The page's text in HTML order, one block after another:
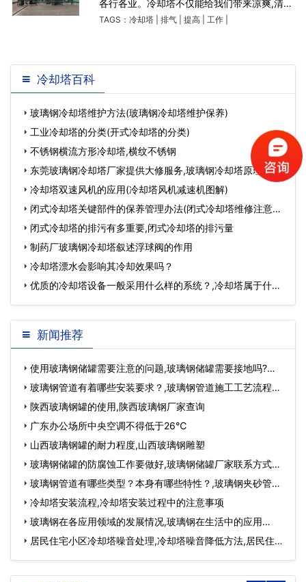
各行各业。冷却塔不仅能给我们带来凉爽,清凉,
还可以广泛的应用在工业上。冷却塔冷却效果
TAGS： 冷却塔| 排气| 提高| 工作|
冷却塔百科
玻璃钢冷却塔维护方法(玻璃钢冷却塔维护保养)
工业冷却塔的分类(开式冷却塔的分类)
不锈钢横流方形冷却塔,横纹不锈钢
东莞玻璃钢冷却塔厂家提供大修服务,玻璃钢冷却塔原理…
冷却塔双速风机的应用(冷却塔风机减速机图解)
闭式冷却塔关键部件的保养管理办法(闭式冷却塔维修注意事
项)…
闭式冷却塔的排污有多重要,闭式冷却塔的排污量
制药厂玻璃钢冷却塔叙述浮球阀的作用
冷却塔漂水会影响其冷却效果吗？
优质的冷却塔设备一般采用什么样的系统？,冷却塔属于什么
设备…
新闻推荐
使用玻璃钢储罐需要注意的问题,玻璃钢储罐需要接地吗?…
玻璃钢管道有着哪些安装要求？,玻璃钢管道施工工艺流程…
陕西玻璃钢罐的使用,陕西玻璃钢厂家查询
广东办公场所中央空调不得低于26℃
山西玻璃钢罐的耐力程度,山西玻璃钢雕塑
玻璃钢储罐的防腐蚀工作要做好,玻璃钢储罐厂家联系方式及
电话…
玻璃钢管道有哪些类型？本身有哪些特性？,玻璃钢夹砂管
道…冷却塔安装流程,冷却塔安装过程中的注意事项
玻璃钢在各应用领域的发展情况,玻璃钢在生活中的应用…
居民住宅小区冷却塔噪音处理,冷却塔噪音降低方法,居民住宅
小区装修时…